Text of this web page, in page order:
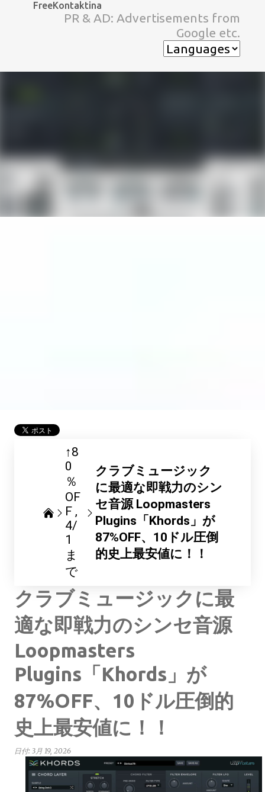
スキップしてメイン コンテンツに移動
FreeKontaktina
PR & AD: Advertisements from
Google etc.
↑8
0
％
OF
F
4/
1
ま
で
クラブミュージック
に最適な即戦力のシン
セ音源 Loopmasters
Plugins「Khords」が
87%OFF、10ドル圧倒
的史上最安値に！！
クラブミュージックに最
適な即戦力のシンセ音源
Loopmasters
Plugins「Khords」が
87%OFF、10ドル圧倒的
史上最安値に！！
日付: 3月 19, 2026